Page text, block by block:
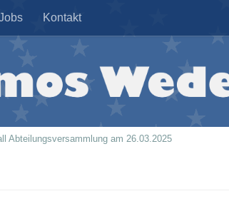
Kontakt
Abteilungsversammlung am 26.03.2025